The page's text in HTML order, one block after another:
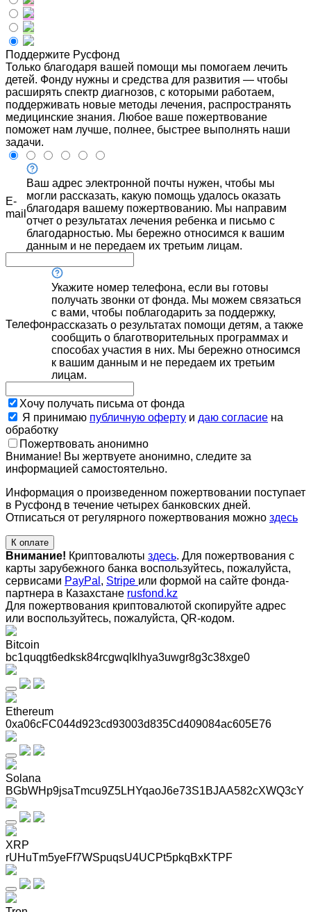
Поддержите Русфонд
Только благодаря вашей помощи мы помогаем лечить
детей. Фонду нужны и средства для развития — чтобы
расширять спектр диагнозов, с которыми работаем,
поддерживать новые методы лечения, распространять
медицинские знания. Любое ваше пожертвование
поможет нам лучше, полнее, быстрее выполнять наши
задачи.
E-
mail
Ваш адрес электронной почты нужен, чтобы мы
могли рассказать, какую помощь удалось оказать
благодаря вашему пожертвованию. Мы направим
отчет о результатах лечения ребенка и письмо с
благодарностью. Мы бережно относимся к вашим
данным и не передаем их третьим лицам.
Телефон
Укажите номер телефона, если вы готовы
получать звонки от фонда. Мы можем связаться
с вами, чтобы поблагодарить за поддержку,
рассказать о результатах помощи детям, а также
сообщить о благотворительных программах и
способах участия в них. Мы бережно относимся
к вашим данным и не передаем их третьим
лицам.
Хочу получать письма от фонда
Я принимаю публичную оферту и даю согласие на
обработку
Пожертвовать анонимно
Внимание! Вы жертвуете анонимно, следите за
информацией самостоятельно.
Информация о произведенном пожертвовании поступает
в Русфонд в течение четырех банковских дней.
Отписаться от регулярного пожертвования можно здесь
К оплате
Внимание! Криптовалюты здесь. Для пожертвования с
карты зарубежного банка воспользуйтесь, пожалуйста,
сервисами PayPal , Stripe или формой на сайте фонда-
партнера в Казахстане rusfond.kz
Для пожертвования криптовалютой скопируйте адрес
или воспользуйтесь, пожалуйста, QR-кодом.
Bitcoin
bc1quqgt6edksk84rcgwqlklhya3uwgr8g3c38xge0
Ethereum
0xa06cFC044d923cd93003d835Cd409084ac605E76
Solana
BGbWHp9jsaTmcu9Z5LHYqaoJ6e73S1BJAA582cXWQ3cY
XRP
rUHuTm5yeFf7WSpuqsU4UCPt5pkqBxKTPF